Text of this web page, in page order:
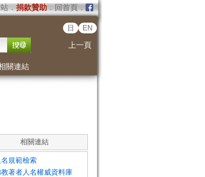
． 捐款贊助．回首頁．
日 EN
上一頁
關連結
相關連結
名規範檢索
著者人名權威資料庫